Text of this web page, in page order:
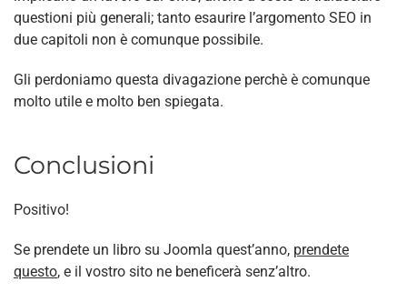
questioni più generali; tanto esaurire l’argomento SEO in
due capitoli non è comunque possibile.
Gli perdoniamo questa divagazione perchè è comunque
molto utile e molto ben spiegata.
Conclusioni
Positivo!
Se prendete un libro su Joomla quest’anno, prendete
questo, e il vostro sito ne beneficerà senz’altro.